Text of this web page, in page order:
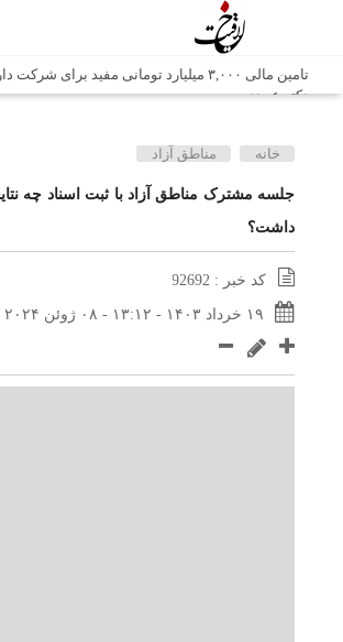
تامین مالی ۳,۰۰۰ میلیارد تومانی مفید برای
دکتر عبیدی
شش وزیر کابینه پاکستان با حضور در سفارت ایران در
اتابک: ظرفیت های جدید همکاری‌های تجاری ایران و
محوریت بخش خصوصی فعال می‌شود
در مسیر جا‌مانده‌ها، دل‌ها به کربلا رسیده است
وزیر صمت خواستار پیگیری کانتینرهای ایرانی در
شد / تجارت ۱۰ میلیارد دلاری ایران و پاکستان
خانه مناطق آزاد
جلسه مشترک مناطق آزاد با ثبت اسناد چه
داشت؟
کد خبر : 92692
۱۹ خرداد ۱۴۰۳ - ۱۳:۱۲ - ۰۸ ژوئن ۲۰۲۴ - ۱۳:۱۲